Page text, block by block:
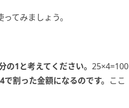
ってみましょう。
の1と考えてください。 25×4=100
割った金額になるのです。 ここ